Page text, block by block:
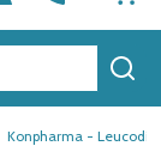
Konpharma - Leucodif